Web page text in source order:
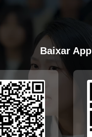
Baixar App